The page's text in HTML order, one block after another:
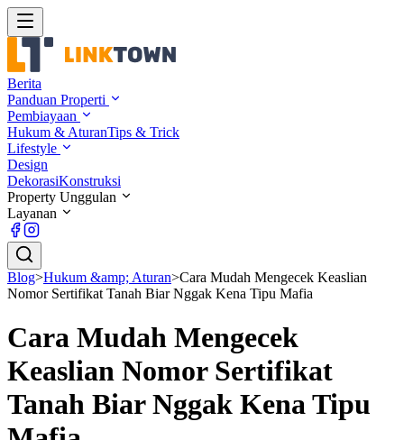
Berita
Panduan Properti
Pembiayaan
Hukum & AturanTips & Trick
Lifestyle
Design
DekorasiKonstruksi
Property Unggulan
Layanan
Blog>Hukum &amp; Aturan>Cara Mudah Mengecek Keaslian
Nomor Sertifikat Tanah Biar Nggak Kena Tipu Mafia
Cara Mudah Mengecek
Keaslian Nomor Sertifikat
Tanah Biar Nggak Kena Tipu